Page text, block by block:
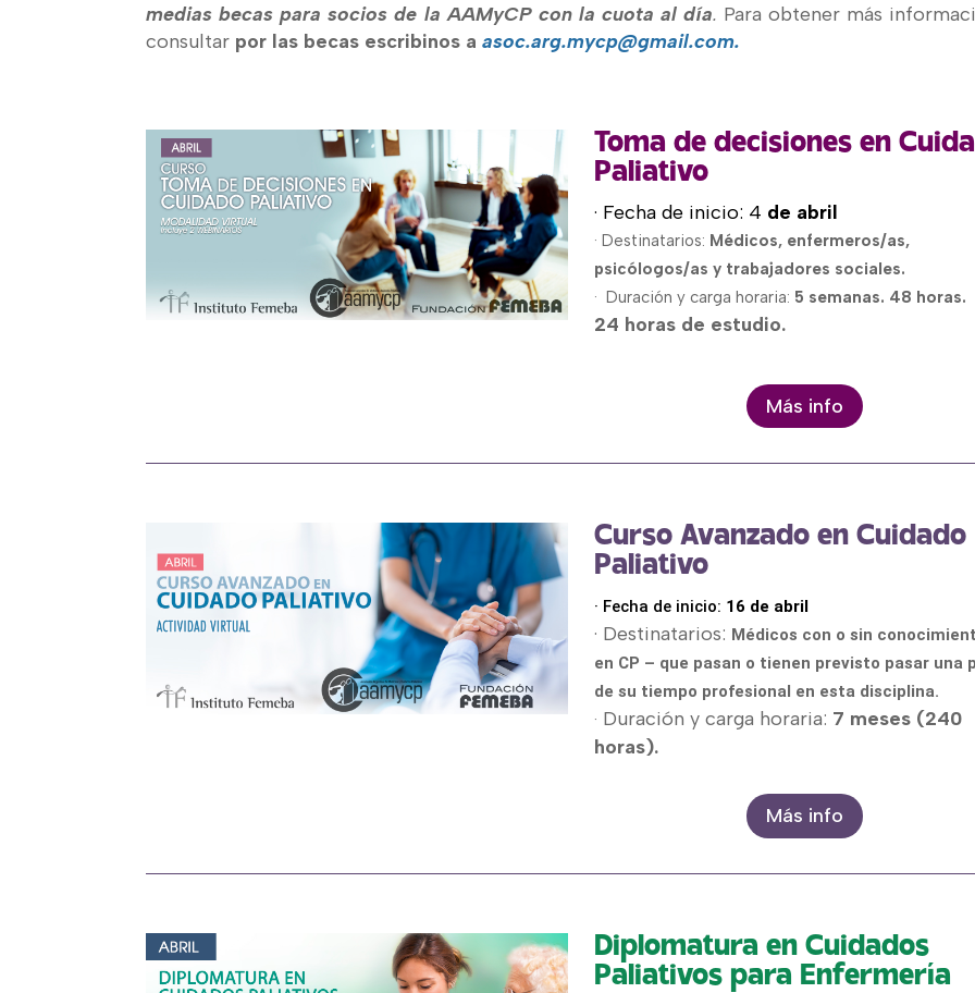
medias becas para socios de la AAMyCP con la cuota al día. Para obtener más
consultar por las becas escribinos a asoc.arg.mycp@gmail.com.
Toma de decisiones en
Paliativo
· Fecha de inicio: 4 de abril
· Destinatarios: Médicos, enfermeros/as,
psicólogos/as y trabajadores sociales.
· Duración y carga horaria: 5 semanas. 48 horas.
24 horas de estudio.
Más info
Curso Avanzado en Cuidado
Paliativo
· Fecha de inicio: 16 de abril
· Destinatarios: Médicos con o sin
en CP – que pasan o tienen previsto pasar una
de su tiempo profesional en esta disciplina.
· Duración y carga horaria: 7 meses (240
horas).
Más info
Diplomatura en Cuidados
Paliativos para Enfermería